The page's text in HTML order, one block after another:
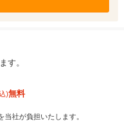
す。
)無料
社が負担いたします。